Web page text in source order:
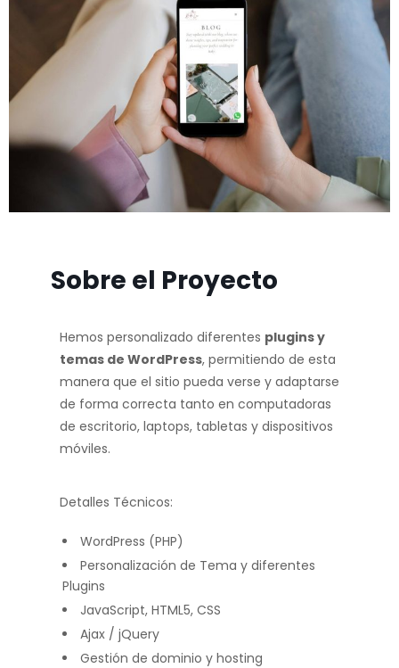
Sobre el Proyecto
Hemos personalizado diferentes plugins y
temas de WordPress, permitiendo de esta
manera que el sitio pueda verse y adaptarse
de forma correcta tanto en computadoras
de escritorio, laptops, tabletas y dispositivos
móviles.
Detalles Técnicos:
WordPress (PHP)
Personalización de Tema y diferentes
Plugins
JavaScript, HTML5, CSS
Ajax / jQuery
Gestión de dominio y hosting